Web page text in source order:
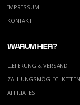
IMPRESSUM
KONTAKT
WARUM HIER?
LIEFERUNG & VERSAND
ZAHLUNGSMÖGLICHKEITEN
AFFILIATES